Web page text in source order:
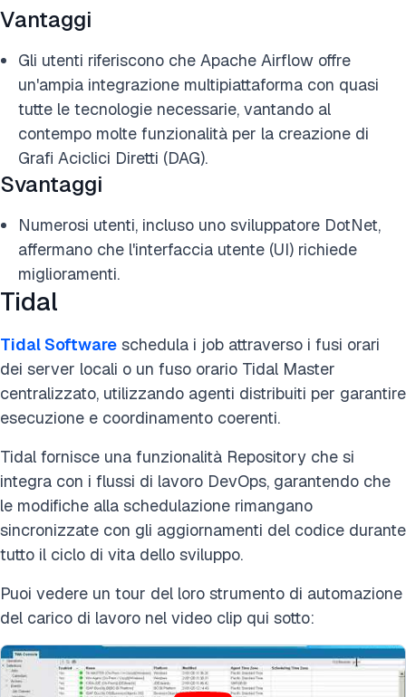
Vantaggi
Gli utenti riferiscono che Apache Airflow offre
un'ampia integrazione multipiattaforma con quasi
tutte le tecnologie necessarie, vantando al
contempo molte funzionalità per la creazione di
Grafi Aciclici Diretti (DAG).
Svantaggi
Numerosi utenti, incluso uno sviluppatore DotNet,
affermano che l'interfaccia utente (UI) richiede
miglioramenti.
Tidal
Tidal Software schedula i job attraverso i fusi orari
dei server locali o un fuso orario Tidal Master
centralizzato, utilizzando agenti distribuiti per garantire
esecuzione e coordinamento coerenti.
Tidal fornisce una funzionalità Repository che si
integra con i flussi di lavoro DevOps, garantendo che
le modifiche alla schedulazione rimangano
sincronizzate con gli aggiornamenti del codice durante
tutto il ciclo di vita dello sviluppo.
Puoi vedere un tour del loro strumento di automazione
del carico di lavoro nel video clip qui sotto: